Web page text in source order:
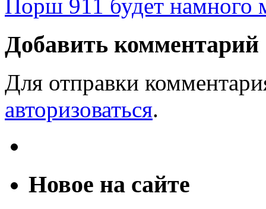
Порш 911 будет
Добавить комментарий
Для отправки
авторизоваться.
Новое на сайте